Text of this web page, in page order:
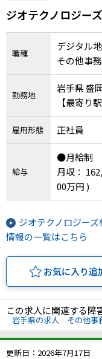
ジオテクノロジー
職種
デジタル
その他事務
勤務地
岩手県 盛
雇用形態 正社員
給与
●月給制
月収：
00万円 )
ジオテクノロジー
情報の一覧はこちら
お気に入り追
この求人に関連する障
岩手県の求人 その他事
更新日：2026年7月17日